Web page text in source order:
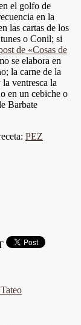
el golfo de
en la
las cartas de los
o Conil; si
de «Cosas de
se elabora en
la carne de la
ventresca la
en un cebiche o
Barbate
PEZ